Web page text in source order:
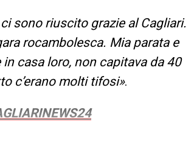
sono riuscito grazie al Cagliari.
rocambolesca. Mia parata e
casa loro, non capitava da 40
c’erano molti tifosi».